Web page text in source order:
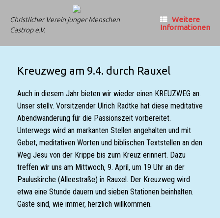
springenChristlicher Verein junger Menschen
Castrop e.V.
Weitere
Informationen
Kreuzweg am 9.4. durch Rauxel
Auch in diesem Jahr bieten wir wieder einen KREUZWEG an.
Unser stellv. Vorsitzender Ulrich Radtke hat diese meditative
Abendwanderung für die Passionszeit vorbereitet.
Unterwegs wird an markanten Stellen angehalten und mit
Gebet, meditativen Worten und biblischen Textstellen an den
Weg Jesu von der Krippe bis zum Kreuz erinnert. Dazu
treffen wir uns am Mittwoch, 9. April, um 19 Uhr an der
Pauluskirche (Alleestraße) in Rauxel. Der Kreuzweg wird
etwa eine Stunde dauern und sieben Stationen beinhalten.
Gäste sind, wie immer, herzlich willkommen.